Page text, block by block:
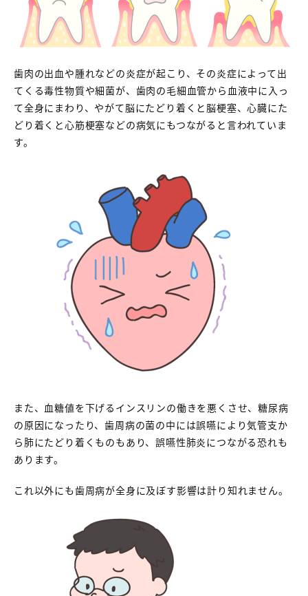
歯肉の出血や腫れなどの炎症が起こり、その炎症によって出
てくる毒性物質や細菌が、歯肉の毛細血管から血液中に入っ
て全身にまわり、やがて脳にたどり着くと脳梗塞、心臓にた
どり着くと心筋梗塞などの病気にもつながると言われていま
す。
また、血糖値を下げるインスリンの働きを悪くさせ、糖尿病
の原因になったり、歯周病の菌の中には誤嚥により気管支か
ら肺にたどり着くものもあり、誤嚥性肺炎につながる恐れも
あります。
これ以外にも歯周病が全身に及ぼす影響は計り知れません。